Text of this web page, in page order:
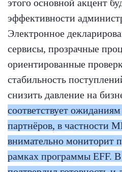
этого основной акцент
эффективности
Электронное
сервисы, прозрачные
ориентированные
стабильность
снизить давление на
соответствует
партнёров, в частности
внимательно мониторит
рамках программы EFF.